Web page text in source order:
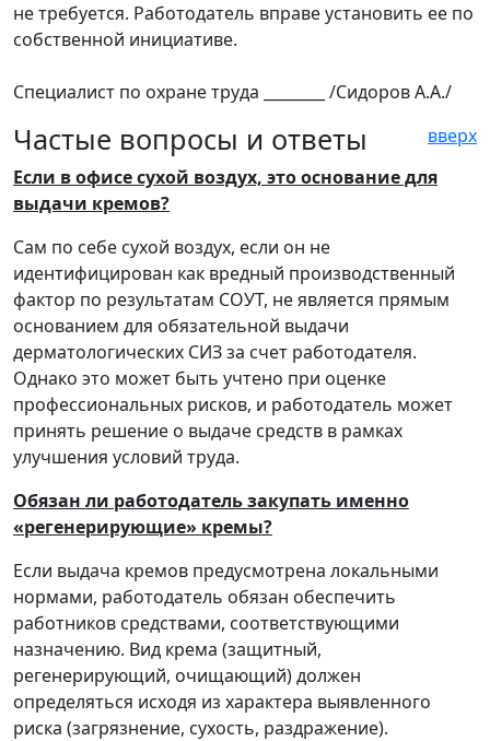
не требуется. Работодатель вправе установить ее по
собственной инициативе.
Специалист по охране труда ________ /Сидоров А.А./
вверх
Частые вопросы и ответы
Если в офисе сухой воздух, это основание для
выдачи кремов?
Сам по себе сухой воздух, если он не
идентифицирован как вредный производственный
фактор по результатам СОУТ, не является прямым
основанием для обязательной выдачи
дерматологических СИЗ за счет работодателя.
Однако это может быть учтено при оценке
профессиональных рисков, и работодатель может
принять решение о выдаче средств в рамках
улучшения условий труда.
Обязан ли работодатель закупать именно
«регенерирующие» кремы?
Если выдача кремов предусмотрена локальными
нормами, работодатель обязан обеспечить
работников средствами, соответствующими
назначению. Вид крема (защитный,
регенерирующий, очищающий) должен
определяться исходя из характера выявленного
риска (загрязнение, сухость, раздражение).